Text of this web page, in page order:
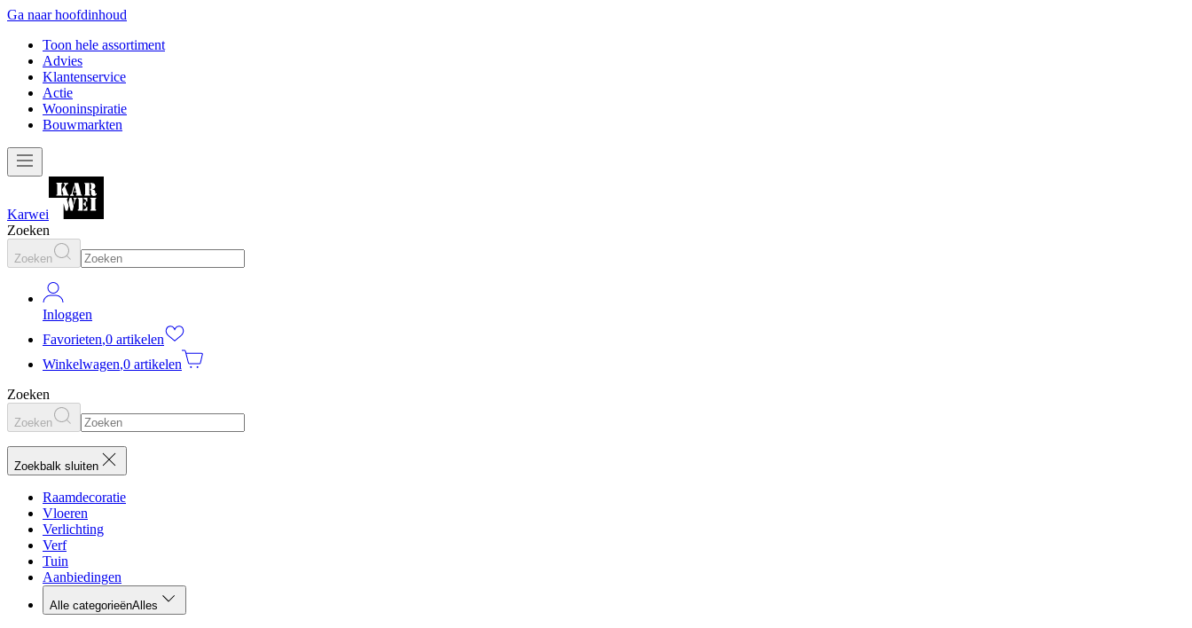
Ga naar hoofdinhoud
Toon hele assortiment
Advies
Klantenservice
Actie
Wooninspiratie
Bouwmarkten
Karwei
Zoeken
Zoeken
Inloggen
Favorieten,0 artikelen
Winkelwagen,0 artikelen
Zoeken
Zoeken
Zoekbalk sluiten
Raamdecoratie
Vloeren
Verlichting
Verf
Tuin
Aanbiedingen
Alle categorieënAlles